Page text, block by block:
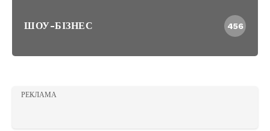
ШОУ-БІЗНЕС 456
РЕКЛАМА